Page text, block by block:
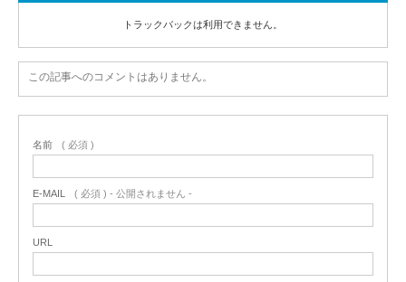
トラックバックは利用できません。
この記事へのコメントはありません。
名前 ( 必須 )
E-MAIL ( 必須 ) - 公開されません -
URL